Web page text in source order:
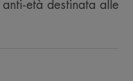
età destinata alle